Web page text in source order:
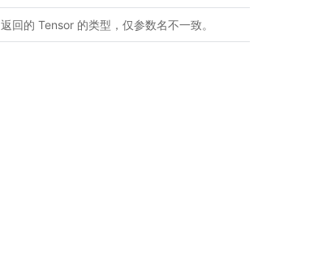
返回的 Tensor 的类型，仅参数名不一致。